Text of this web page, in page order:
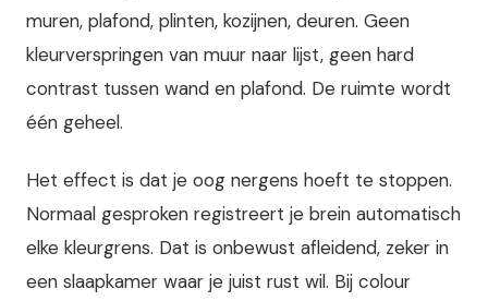
muren, plafond, plinten, kozijnen, deuren. Geen
kleurverspringen van muur naar lijst, geen hard
contrast tussen wand en plafond. De ruimte wordt
één geheel.
Het effect is dat je oog nergens hoeft te stoppen.
Normaal gesproken registreert je brein automatisch
elke kleurgrens. Dat is onbewust afleidend, zeker in
een slaapkamer waar je juist rust wil. Bij colour